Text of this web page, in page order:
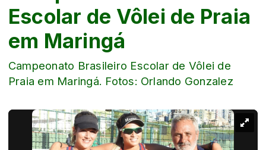
Escolar de Vôlei de Praia
em Maringá
Campeonato Brasileiro Escolar de Vôlei de
Praia em Maringá. Fotos: Orlando Gonzalez